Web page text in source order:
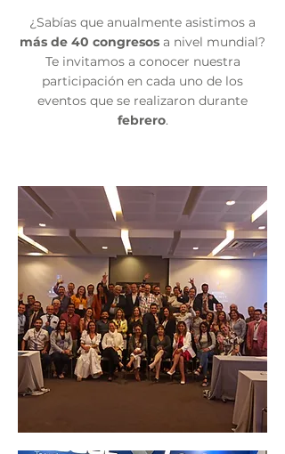
¿Sabías que anualmente asistimos a
más de 40 congresos a nivel mundial?
Te invitamos a conocer nuestra
participación en cada uno de los
eventos que se realizaron durante
febrero.